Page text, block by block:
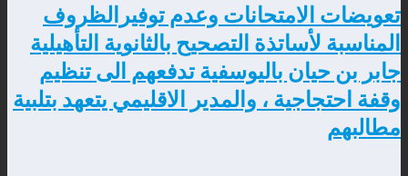
تعويضات الامتحانات وعدم توفيرالظروف
المناسبة لأساتذة التصحيح بالثانوية التأهيلية
جابر بن حيان باليوسفية تدفعهم الى تنظيم
وقفة احتجاجية ، والمدير الاقليمي يتعهد بتلبية
مطالبهم